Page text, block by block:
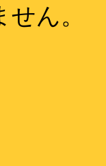
ん。